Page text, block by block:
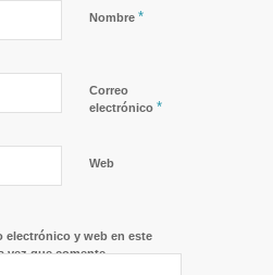
Nombre *
Correo
electrónico *
Web
electrónico y web en este
vez que comente.